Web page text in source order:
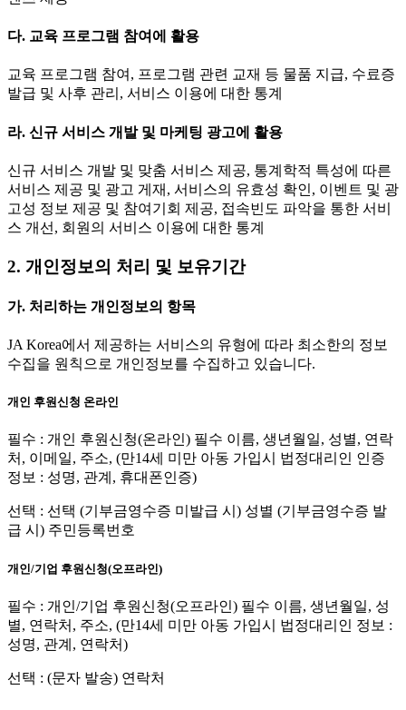
다. 교육 프로그램 참여에 활용
교육 프로그램 참여, 프로그램 관련 교재 등 물품 지급, 수료증
발급 및 사후 관리, 서비스 이용에 대한 통계
라. 신규 서비스 개발 및 마케팅 광고에 활용
신규 서비스 개발 및 맞춤 서비스 제공, 통계학적 특성에 따른
서비스 제공 및 광고 게재, 서비스의 유효성 확인, 이벤트 및 광
고성 정보 제공 및 참여기회 제공, 접속빈도 파악을 통한 서비
스 개선, 회원의 서비스 이용에 대한 통계
2. 개인정보의 처리 및 보유기간
가. 처리하는 개인정보의 항목
JA Korea에서 제공하는 서비스의 유형에 따라 최소한의 정보
수집을 원칙으로 개인정보를 수집하고 있습니다.
개인 후원신청 온라인
필수 : 개인 후원신청(온라인) 필수 이름, 생년월일, 성별, 연락
처, 이메일, 주소, (만14세 미만 아동 가입시 법정대리인 인증
정보 : 성명, 관계, 휴대폰인증)
선택 : 선택 (기부금영수증 미발급 시) 성별 (기부금영수증 발
급 시) 주민등록번호
개인/기업 후원신청(오프라인)
필수 : 개인/기업 후원신청(오프라인) 필수 이름, 생년월일, 성
별, 연락처, 주소, (만14세 미만 아동 가입시 법정대리인 정보 :
성명, 관계, 연락처)
선택 : (문자 발송) 연락처